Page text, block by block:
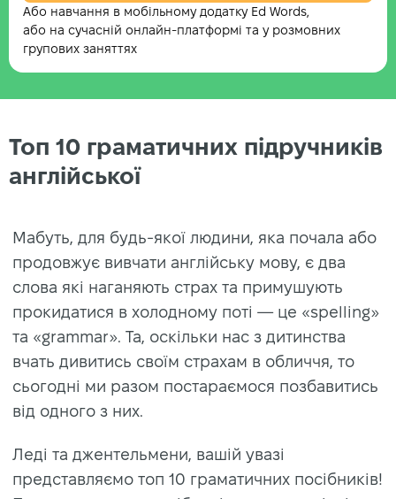
Або навчання в мобільному додатку Ed Words,
або на сучасній онлайн-платформі та у розмовних
групових заняттях
Топ 10 граматичних підручників
англійської
Мабуть, для будь-якої людини, яка почала або
продовжує вивчати англійську мову, є два
слова які наганяють страх та примушують
прокидатися в холодному поті — це «spelling»
та «grammar». Та, оскільки нас з дитинства
вчать дивитись своїм страхам в обличчя, то
сьогодні ми разом постараємося позбавитись
від одного з них.
Леді та джентельмени, вашій увазі
представляємо топ 10 граматичних посібників!